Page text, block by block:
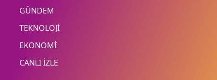
GÜNDEM
TEKNOLOJİ
EKONOMİ
CANLI İZLE